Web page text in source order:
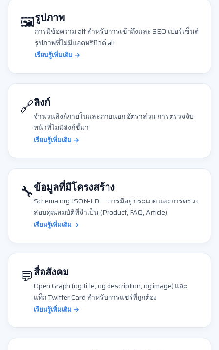
🖼️รูปภาพ
การมีข้อความ alt สำหรับการเข้าถึงและ SEO เปอร์เซ็นต์
รูปภาพที่ไม่มีแอตทริบิวต์ alt
เรียนรู้เพิ่มเติม →
🔗ลิงก์
จำนวนลิงก์ภายในและภายนอก อัตราส่วน การตรวจจับ
หน้าที่ไม่มีลิงก์ชี้มา
เรียนรู้เพิ่มเติม →
🔧ข้อมูลที่มีโครงสร้าง
Schema.org JSON-LD — การมีอยู่ ประเภท และการตรวจ
สอบคุณสมบัติที่จำเป็น (Product, FAQ, Article)
เรียนรู้เพิ่มเติม →
💬สื่อสังคม
Open Graph (og:title, og:description, og:image) และ
แท็ก Twitter Card สำหรับการแชร์ที่ถูกต้อง
เรียนรู้เพิ่มเติม →